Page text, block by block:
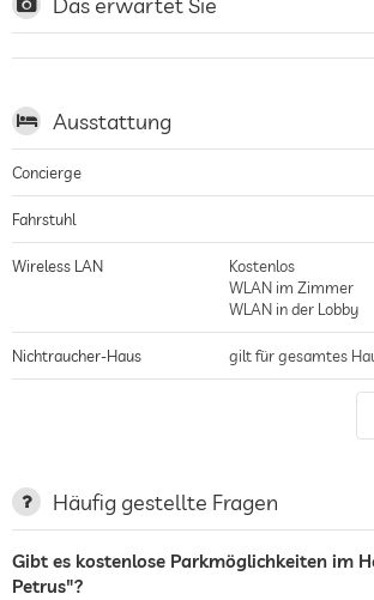
Genuss und Ästhetik, professionelle Weinbegleitung
Sommelière, Craft- und lokale Bierspezialitäten
Ausstattung
Concierge
Fahrstuhl
Wireless LAN
Kostenlos
WLAN im Zimmer
WLAN in der Lobby
Nichtraucher-Haus gilt für gesamtes
Wäscheservice
Sonnenliegen
Häufig gestellte Fragen
Gibt es kostenlose Parkmöglichkeiten im
Petrus"?